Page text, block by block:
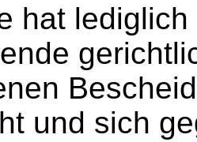
hat
und sich